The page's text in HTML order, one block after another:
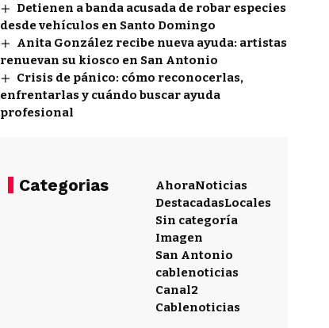
Detienen a banda acusada de robar especies
desde vehículos en Santo Domingo
Anita González recibe nueva ayuda: artistas
renuevan su kiosco en San Antonio
Crisis de pánico: cómo reconocerlas,
enfrentarlas y cuándo buscar ayuda
profesional
Categorias AhoraNoticias
DestacadasLocales
Sin categoría
Imagen
San Antonio
cablenoticias
Canal2
Cablenoticias